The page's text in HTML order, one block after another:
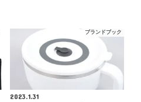
ブランドブック
2023.1.31